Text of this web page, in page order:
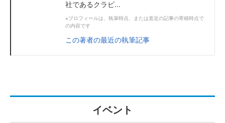
社であるクラビ...
※プロフィールは、執筆時点、または直近の記事の寄稿時点で
の内容です
この著者の最近の執筆記事
イベント